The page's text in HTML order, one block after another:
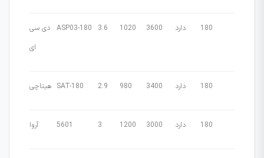
دی سی
ای
ASP03-180 3.6 1020 3600 دارد 180
هیتاچی SAT-180 2.9 980 3400 دارد 180
آروا 5601 3 1200 3000 دارد 180